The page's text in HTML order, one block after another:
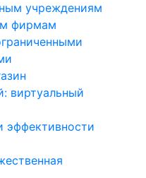
учреждениям
фирмам
виртуальный
эффективности